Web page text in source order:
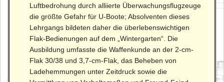
Luftbedrohung durch alliierte Überwachungsflugzeuge
die größte Gefahr für U-Boote; Absolventen dieses
Lehrgangs bildeten daher die überlebenswichtigen
Flak-Bedienungen auf dem „Wintergarten“. Die
Ausbildung umfasste die Waffenkunde an der 2-cm-
Flak 30/38 und 3,7-cm-Flak, das Beheben von
Ladehemmungen unter Zeitdruck sowie die